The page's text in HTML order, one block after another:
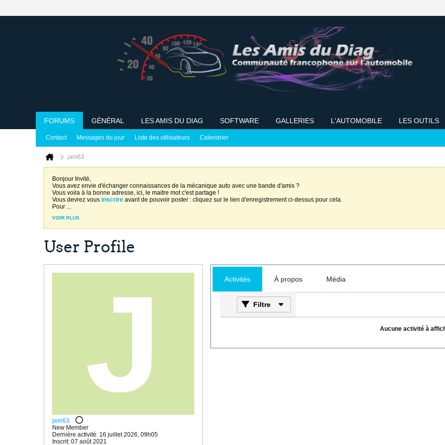
FORUMS GÉNÉRAL LES AMIS DU DIAG SOFTWARE GALLERIES L'AUTOMOBILE LES OUTILS
Contact Messages du jour Liste des utilisateurs Calendrier
jam63
Bonjour Invité,
Vous avez envie d'échanger connaissances de la mécanique auto avec une bande d'amis ?
Vous voila à la bonne adresse, ici, le maitre mot c'est partage !
Vous devrez vous inscrire avant de pouvoir poster : cliquez sur le lien d'enregistrement ci-dessus pour cela.
Pour ...
VOIR PLUS
User Profile
jam63
New Member
Dernière activité: 16 juillet 2026, 09h05
Inscrit: 07 août 2021
Activités À propos Média
Filtre
Aucune activité à